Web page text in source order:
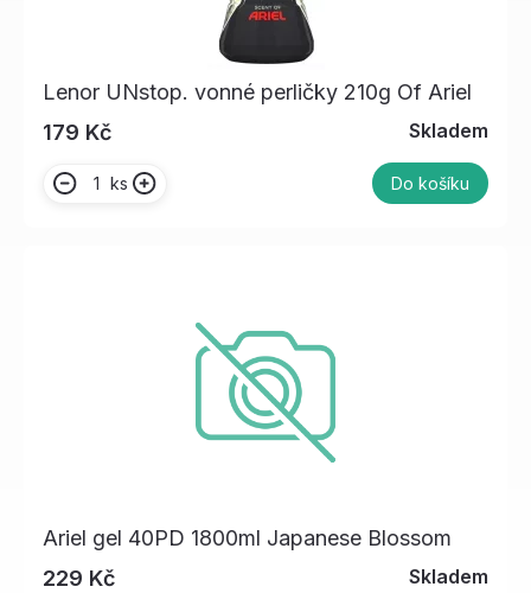
Lenor UNstop. vonné perličky 210g Of Ariel
179 Kč
Skladem
ks Do košíku
Ariel gel 40PD 1800ml Japanese Blossom
229 Kč
Skladem